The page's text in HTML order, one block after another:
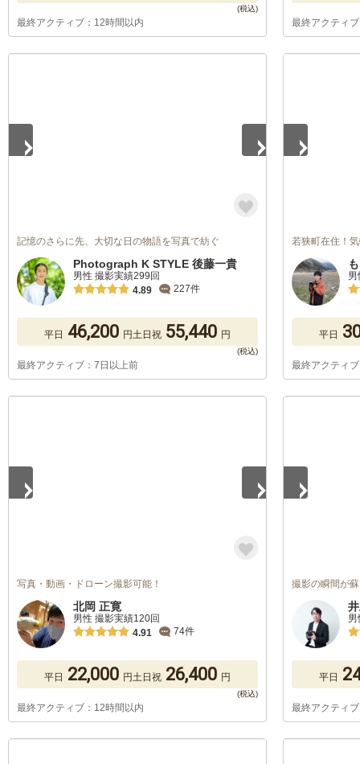
最終アクティブ：12時間以内 最終アクティ
記憶のさらに先、大切な日の物語を写真で紡ぐ
Photograph K STYLE 後藤一貴
男性 撮影実績299回
4.89
227件
平日 46,200 円土日祝 55,440 円
最終アクティブ：7日以上前
若狭町在住！
平日
最終アクティ
写真・動画・ドローン撮影可能！
北岡 正寛
男性 撮影実績120回
4.91
74件
平日 22,000 円土日祝 26,400 円
最終アクティブ：12時間以内
撮影の瞬間が
平日
最終アクティ